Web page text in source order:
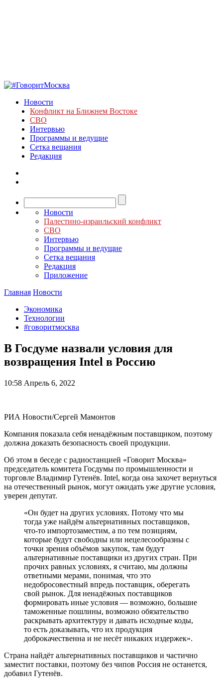
Новости
Конфликт на Ближнем Востоке
СВО
Интервью
Программы и ведущие
Сетка вещания
Редакция
Новости
Палестино-израильский конфликт
СВО
Интервью
Программы и ведущие
Сетка вещания
Редакция
Приложение
Главная Новости
Экономика
Технологии
#говоритмосква
В Госдуме назвали условия для
возвращения Intel в Россию
10:58 Апрель 6, 2022
РИА Новости/Сергей Мамонтов
Компания показала себя ненадёжным поставщиком, поэтому
должна доказать безопасность своей продукции.
Об этом в беседе с радиостанцией «Говорит Москва»
председатель комитета Госдумы по промышленности и
торговле Владимир Гутенёв. Intel, когда она захочет вернуться
на отечественный рынок, могут ожидать уже другие условия,
уверен депутат.
«Он будет на других условиях. Потому что мы
тогда уже найдём альтернативных поставщиков,
что-то импортозаместим, а по тем позициям,
которые будут свободны или нецелесообразны с
точки зрения объёмов закупок, там будут
альтернативные поставщики из других стран. При
прочих равных условиях, я считаю, мы должны
ответными мерами, понимая, что это
недобросовестный впредь поставщик, оберегать
свой рынок. Для ненадёжных поставщиков
формировать иные условия — возможно, большие
таможенные пошлины, возможно обязательство
раскрывать архитектуру и давать исходные коды,
то есть доказывать, что их продукция
доброкачественна и не несёт никаких издержек».
Страна найдёт альтернативных поставщиков и частично
заместит поставки, поэтому без чипов Россия не останется,
добавил Гутенёв.